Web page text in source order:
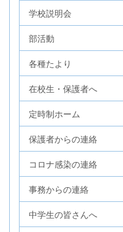
学校説明会
部活動
各種たより
在校生・保護者へ
定時制ホーム
保護者からの連絡
コロナ感染の連絡
事務からの連絡
中学生の皆さんへ